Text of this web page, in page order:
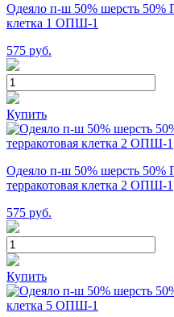
Одеяло п-ш 50% шерсть 50%
клетка 1 ОПШ-1
575 руб.
Купить
Одеяло п-ш 50% шерсть 50%
терракотовая клетка 2 ОПШ-1
575 руб.
Купить